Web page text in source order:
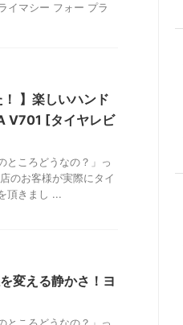
イマシー フォー プラ
】楽しいハンド
V701 [タイヤレビ
ところどうなの？」っ
のお客様が実際にタイ
頂きまし ...
変える静かさ！ヨ